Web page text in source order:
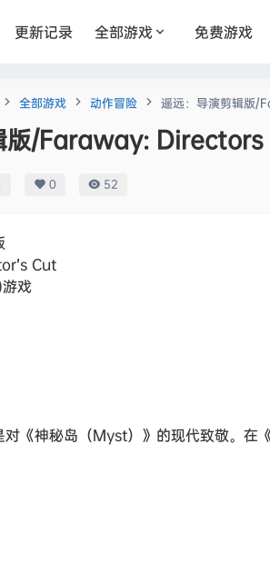
更新记录 全部游戏 免费游戏
全部游戏 动作冒险 遥远：导演剪辑版
版/Faraway:
0 52
Cut
戏
对《神秘岛（Myst）》的现代致敬。